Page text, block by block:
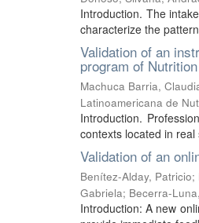
Introduction. The
characterize the
Validation of an
program of
Machuca Barria,
Latinoamericana de
Introduction.
contexts located in
Validation of an
Benítez-Alday, Patricio;
Gabriela; Becerra-
Introduction: A new